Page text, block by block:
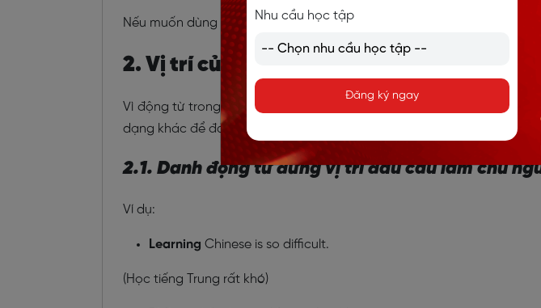
Nếu muốn dùng với nghĩa phủ định, chỉ cần thêm
2. Vị trí của danh động từ trong tiếng Anh
Vì động từ trong câu không thể đứng riêng làm chủ ngữ hoặc tân
dạng khác để đảm nhận vai trò này, đó là
2.1. Danh động từ đứng vị trí đầu câu làm chủ
Ví dụ:
Learning Chinese is so difficult.
(Học tiếng Trung rất khó)
Nhu cầu học tập
Đăng ký ngay